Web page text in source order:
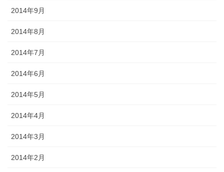
2014年9月
2014年8月
2014年7月
2014年6月
2014年5月
2014年4月
2014年3月
2014年2月